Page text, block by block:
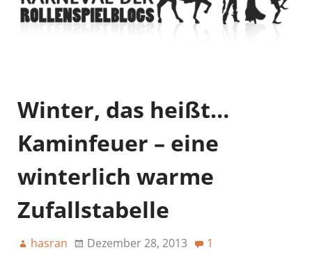
Winter, das heißt…
Kaminfeuer – eine
winterlich warme
Zufallstabelle
hasran Dezember 28, 2013 1